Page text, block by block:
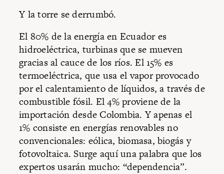
Y la torre se derrumbó.
El 80% de la energía en Ecuador es
hidroeléctrica, turbinas que se mueven
gracias al cauce de los ríos. El 15% es
termoeléctrica, que usa el vapor provocado
por el calentamiento de líquidos, a través de
combustible fósil. El 4% proviene de la
importación desde Colombia. Y apenas el
1% consiste en energías renovables no
convencionales: eólica, biomasa, biogás y
fotovoltaica. Surge aquí una palabra que los
expertos usarán mucho: “dependencia”.